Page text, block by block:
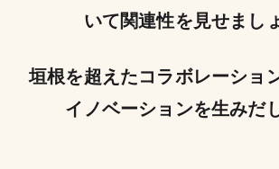
いて関連性を見せまし
垣根を超えたコラボレーショ
イノベーションを生みだ